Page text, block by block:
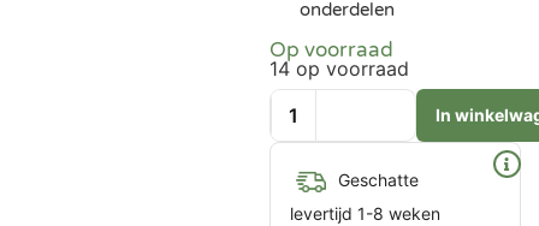
onderdelen
Op voorraad
14 op voorraad
In
Geschatte
levertijd 1-8 weken